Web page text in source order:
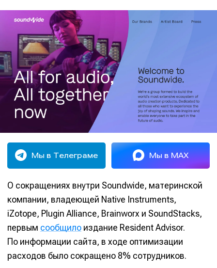
Мы в Телеграме Мы в MAX
О сокращениях внутри Soundwide, материнской
компании, владеющей Native Instruments,
iZotope, Plugin Alliance, Brainworx и SoundStacks,
первым сообщило издание Resident Advisor.
По информации сайта, в ходе оптимизации
расходов было сокращено 8% сотрудников.